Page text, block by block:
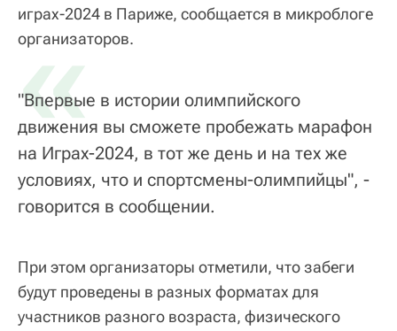
играх-2024 в Париже, сообщается в микроблоге
организаторов.
«
"Впервые в истории олимпийского
движения вы сможете пробежать марафон
на Играх-2024, в тот же день и на тех же
условиях, что и спортсмены-олимпийцы", -
говорится в сообщении.
При этом организаторы отметили, что забеги
будут проведены в разных форматах для
участников разного возраста, физического